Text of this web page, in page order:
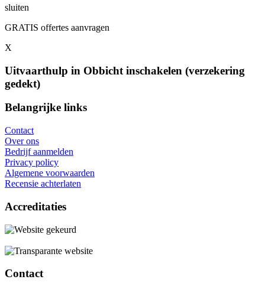
sluiten
GRATIS offertes aanvragen
X
Uitvaarthulp in Obbicht inschakelen (verzekering
gedekt)
Belangrijke links
Contact
Over ons
Bedrijf aanmelden
Privacy policy
Algemene voorwaarden
Recensie achterlaten
Accreditaties
Contact